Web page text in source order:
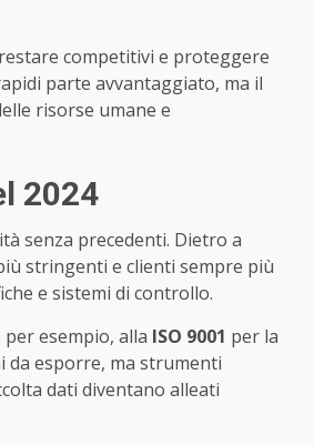
competitivi e proteggere
parte avvantaggiato, ma il
risorse umane e
2024
senza precedenti. Dietro a
stringenti e clienti sempre più
e sistemi di controllo.
esempio, alla ISO 9001 per la
da esporre, ma strumenti
dati diventano alleati